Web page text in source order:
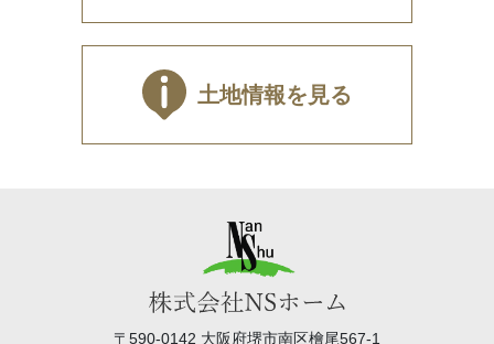
土地情報を見る
〒590-0142 大阪府堺市南区檜尾567-1